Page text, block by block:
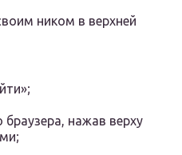
ником в верхней
нажав верху